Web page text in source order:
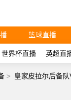
篮球直播
世界杯直播 英超直
> 皇家皮拉尔后备